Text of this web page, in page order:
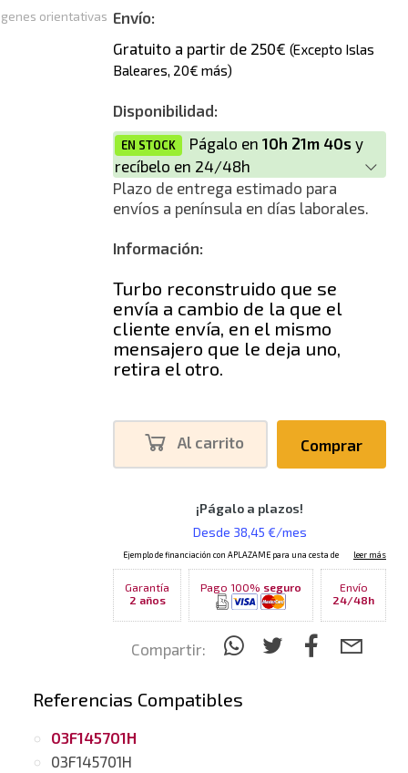
Envío:
Gratuito a partir de 250€ (Excepto Islas
Baleares, 20€ más)
Disponibilidad:
EN STOCK Págalo en 10h 21m 39s y
recíbelo en 24/48h
Plazo de entrega estimado para
envíos a península en días laborales.
Información:
Turbo reconstruido que se
envía a cambio de la que el
cliente envía, en el mismo
mensajero que le deja uno,
retira el otro.
Al carrito Comprar
Garantía
2 años
Pago 100% seguro
Envío
24/48h
Compartir:
orientativas
Referencias Compatibles
03F145701H
03F145701H